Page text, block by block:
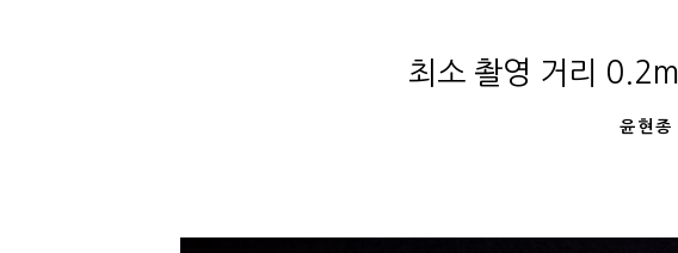
최소 촬영 거리
윤현종